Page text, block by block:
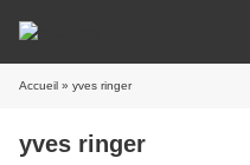
Accueil » yves ringer
yves ringer